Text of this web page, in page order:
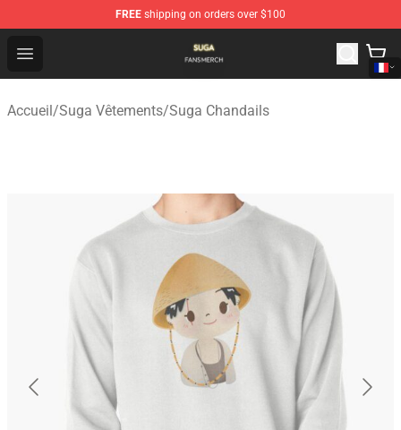
FREE shipping on orders over $100
Open menu
Suga Shop - Official Suga Merchandise Store
Accueil/Suga Vêtements/Suga Chandails